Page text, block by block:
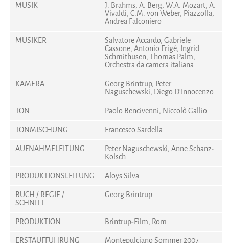
MUSIK
J. Brahms, A. Berg, W.A. Mozart, A.
Vivaldi, C.M. von Weber, Piazzolla,
Andrea Falconiero
MUSIKER
Salvatore Accardo, Gabriele
Cassone, Antonio Frigé, Ingrid
Schmithüsen, Thomas Palm,
Orchestra da camera italiana
KAMERA
Georg Brintrup, Peter
Naguschewski, Diego D'Innocenzo
TON
Paolo Bencivenni, Niccolò Gallio
TONMISCHUNG
Francesco Sardella
AUFNAHMELEITUNG
Peter Naguschewski, Änne Schanz-
Kölsch
PRODUKTIONSLEITUNG
Aloys Silva
BUCH / REGIE /
SCHNITT
Georg Brintrup
PRODUKTION
Brintrup-Film, Rom
ERSTAUFFÜHRUNG
Montepulciano Sommer 2007